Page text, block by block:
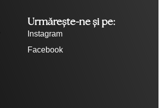
Urmărește-ne și pe:
Instagram
Facebook